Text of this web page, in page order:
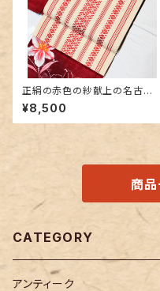
正絹の赤色の紗献上の名古屋
帯
¥8,500
商
CATEGORY
アンティーク